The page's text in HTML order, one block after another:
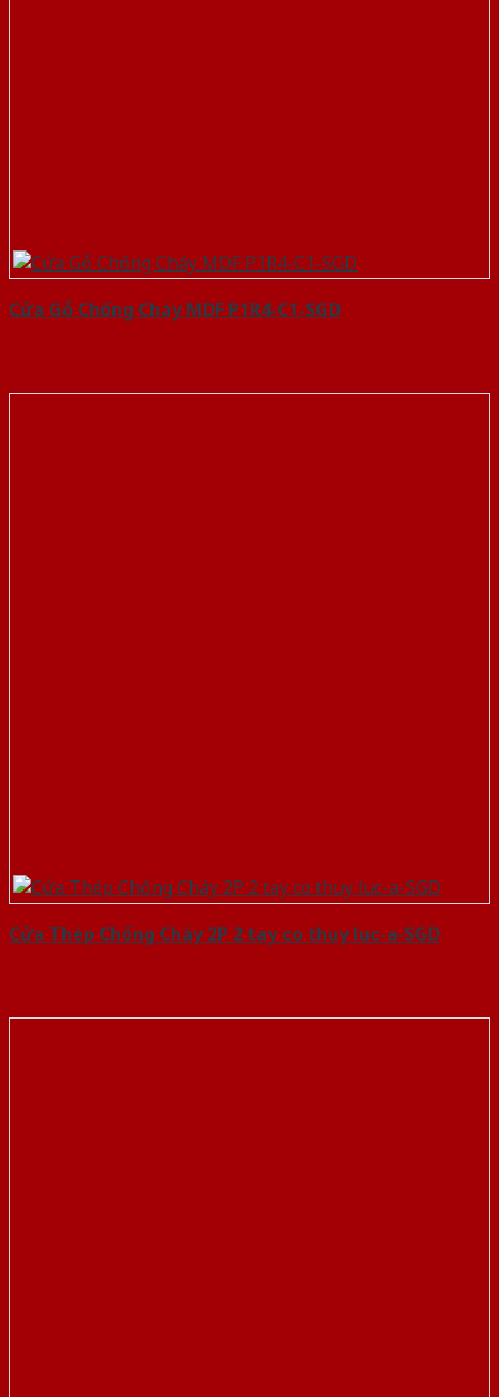
Cửa Gỗ Chống Cháy MDF P1R4-C1-SGD
Cửa Thép Chống Cháy 2P 2 tay co thuy luc-a-SGD